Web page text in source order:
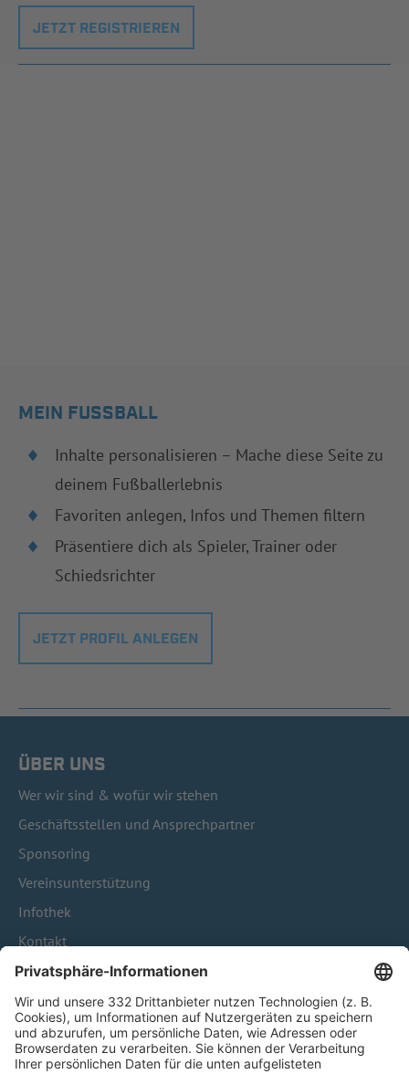
JETZT REGISTRIEREN
MEIN FUSSBALL
Inhalte personalisieren – Mache diese Seite zu
deinem Fußballerlebnis
Favoriten anlegen, Infos und Themen filtern
Präsentiere dich als Spieler, Trainer oder
Schiedsrichter
JETZT PROFIL ANLEGEN
ÜBER UNS
Wer wir sind & wofür wir stehen
Geschäftsstellen und Ansprechpartner
Sponsoring
Vereinsunterstützung
Infothek
Kontakt
HÄUFIG BESUCHTE SEITEN
Pässe und Vereinswechsel
Trainerausbildung